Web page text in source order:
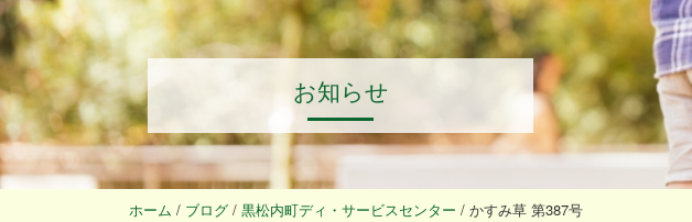
お知らせ
ホーム / ブログ / 黒松内町ディ・サービスセンター / かすみ草 第387号